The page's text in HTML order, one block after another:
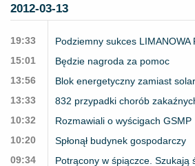
2012-03-13
19:33
Podziemny sukces LIMANOWA
15:01
Będzie nagroda za pomoc
13:56
Blok energetyczny zamiast
13:33
832 przypadki chorób
10:32
Rozmawiali o wyścigach GSMP
10:20
Spłonął budynek gospodarczy
09:34
Potrącony w śpiączce. Szukają